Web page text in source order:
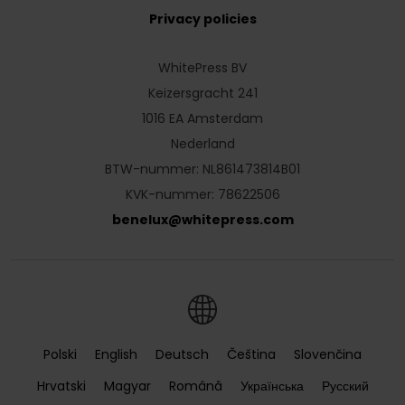
WhitePress BV
Keizersgracht 241
1016 EA Amsterdam
Nederland
BTW-nummer: NL861473814B01
KVK-nummer: 78622506
benelux@whitepress.com
Privacy policies
Polski English Deutsch Čeština
Slovenčina
Hrvatski
Magyar Română Українська Русский